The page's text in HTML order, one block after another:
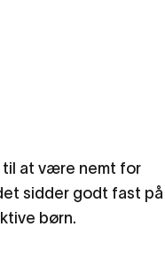
at være nemt for
sidder godt fast på
børn.